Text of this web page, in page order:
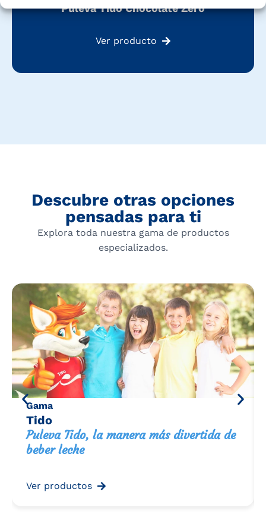
Puleva Tido Chocolate Zero
Ver producto
Descubre otras opciones
pensadas para ti
Explora toda nuestra gama de productos
especializados.
Gama
Tido
Puleva Tido, la manera más divertida de
beber leche
Ver productos